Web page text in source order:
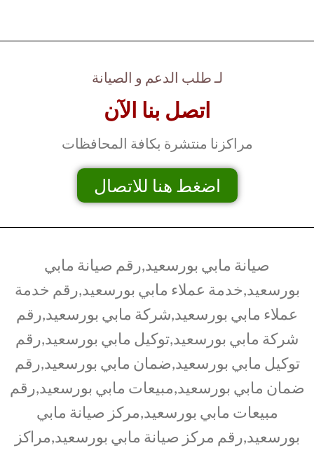
لـ طلب الدعم و الصيانة
اتصل بنا الآن
مراكزنا منتشرة بكافة المحافظات
اضغط هنا للاتصال
صيانة مابي بورسعيد,رقم صيانة مابي
بورسعيد,خدمة عملاء مابي بورسعيد,رقم خدمة
عملاء مابي بورسعيد,شركة مابي بورسعيد,رقم
شركة مابي بورسعيد,توكيل مابي بورسعيد,رقم
توكيل مابي بورسعيد,ضمان مابي بورسعيد,رقم
ضمان مابي بورسعيد,مبيعات مابي بورسعيد,رقم
مبيعات مابي بورسعيد,مركز صيانة مابي
بورسعيد,رقم مركز صيانة مابي بورسعيد,مراكز